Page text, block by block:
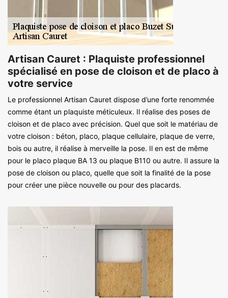
Artisan Cauret : Plaquiste professionnel
spécialisé en pose de cloison et de placo à
votre service
Le professionnel Artisan Cauret dispose d’une forte renommée
comme étant un plaquiste méticuleux. Il réalise des poses de
cloison et de placo avec précision. Quel que soit le matériau de
votre cloison : béton, placo, plaque cellulaire, plaque de verre,
bois ou autre, il réalise à merveille la pose. Il en est de même
pour le placo plaque BA 13 ou plaque B110 ou autre. Il assure la
pose de cloison ou placo, quelle que soit la finalité de la pose
pour créer une pièce nouvelle ou pour des placards.